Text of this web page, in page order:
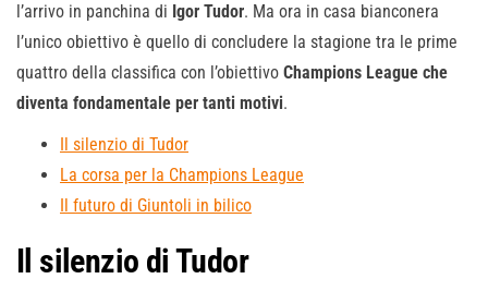
l’arrivo in panchina di Igor Tudor. Ma ora in casa bianconera
l’unico obiettivo è quello di concludere la stagione tra le prime
quattro della classifica con l’obiettivo Champions League che
diventa fondamentale per tanti motivi.
Il silenzio di Tudor
La corsa per la Champions League
Il futuro di Giuntoli in bilico
Il silenzio di Tudor